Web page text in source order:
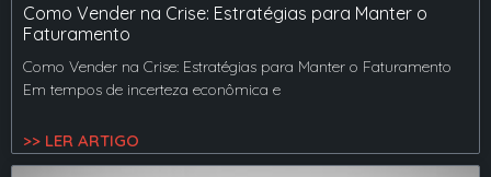
Como Vender na Crise: Estratégias para Manter o
Faturamento
Como Vender na Crise: Estratégias para Manter o Faturamento
Em tempos de incerteza econômica e
>> LER ARTIGO